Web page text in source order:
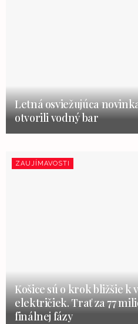
Letná osviežujúca
otvorili vodný bar
ZAUJÍMAVOSTI
Košice sú o krok bližšie
električiek. Trať za 77
finálnej fázy